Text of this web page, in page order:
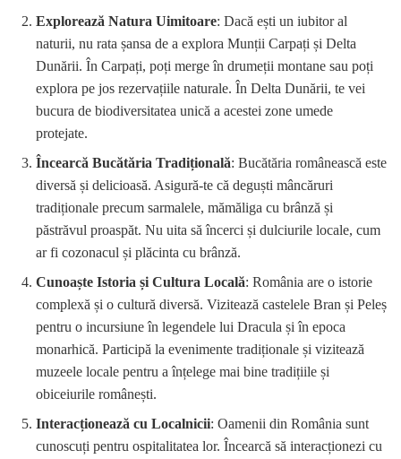
Explorează Natura Uimitoare: Dacă ești un iubitor al
naturii, nu rata șansa de a explora Munții Carpați și Delta
Dunării. În Carpați, poți merge în drumeții montane sau poți
explora pe jos rezervațiile naturale. În Delta Dunării, te vei
bucura de biodiversitatea unică a acestei zone umede
protejate.
Încearcă Bucătăria Tradițională: Bucătăria românească este
diversă și delicioasă. Asigură-te că deguști mâncăruri
tradiționale precum sarmalele, mămăliga cu brânză și
păstrăvul proaspăt. Nu uita să încerci și dulciurile locale, cum
ar fi cozonacul și plăcinta cu brânză.
Cunoaște Istoria și Cultura Locală: România are o istorie
complexă și o cultură diversă. Vizitează castelele Bran și Peleș
pentru o incursiune în legendele lui Dracula și în epoca
monarhică. Participă la evenimente tradiționale și vizitează
muzeele locale pentru a înțelege mai bine tradițiile și
obiceiurile românești.
Interacționează cu Localnicii: Oamenii din România sunt
cunoscuți pentru ospitalitatea lor. Încearcă să interacționezi cu